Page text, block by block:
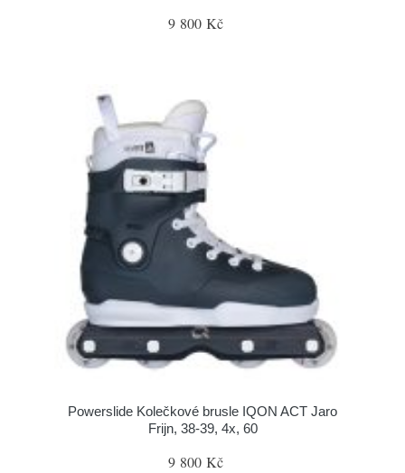
9 800 Kč
Powerslide Kolečkové brusle IQON ACT Jaro
Frijn, 38-39, 4x, 60
9 800 Kč